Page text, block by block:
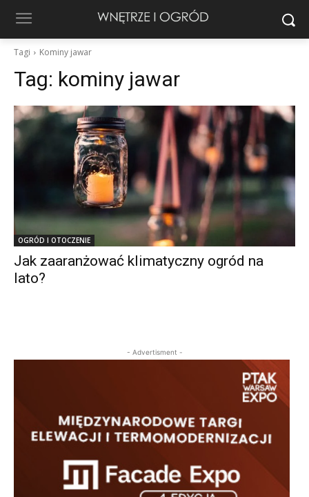
Tagi Kominy jawar
Tag: kominy jawar
OGRÓD I OTOCZENIE
Jak zaaranżować klimatyczny ogród na
lato?
- Advertisment -